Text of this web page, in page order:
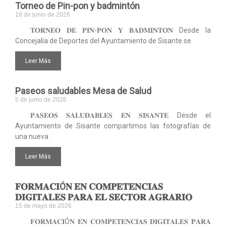
Torneo de Pin-pon y badmintón
18 de junio de 2026
𝐓𝐎𝐑𝐍𝐄𝐎 𝐃𝐄 𝐏𝐈𝐍-𝐏𝐎𝐍 𝐘 𝐁𝐀𝐃𝐌𝐈𝐍𝐓𝐎́𝐍 Desde la
Concejalía de Deportes del Ayuntamiento de Sisante se
Leer Más
Paseos saludables Mesa de Salud
5 de junio de 2026
𝐏𝐀𝐒𝐄𝐎𝐒 𝐒𝐀𝐋𝐔𝐃𝐀𝐁𝐋𝐄𝐒 𝐄𝐍 𝐒𝐈𝐒𝐀𝐍𝐓𝐄 Desde el
Ayuntamiento de Sisante compartimos las fotografías de
una nueva
Leer Más
𝐅𝐎𝐑𝐌𝐀𝐂𝐈Ó𝐍 𝐄𝐍 𝐂𝐎𝐌𝐏𝐄𝐓𝐄𝐍𝐂𝐈𝐀𝐒
𝐃𝐈𝐆𝐈𝐓𝐀𝐋𝐄𝐒 𝐏𝐀𝐑𝐀 𝐄𝐋 𝐒𝐄𝐂𝐓𝐎𝐑 𝐀𝐆𝐑𝐀𝐑𝐈𝐎
15 de mayo de 2026
𝐅𝐎𝐑𝐌𝐀𝐂𝐈Ó𝐍 𝐄𝐍 𝐂𝐎𝐌𝐏𝐄𝐓𝐄𝐍𝐂𝐈𝐀𝐒 𝐃𝐈𝐆𝐈𝐓𝐀𝐋𝐄𝐒 𝐏𝐀𝐑𝐀